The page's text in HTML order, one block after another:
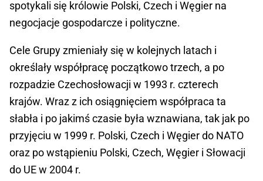
spotykali się królowie Polski, Czech i Węgier na
negocjacje gospodarcze i polityczne.
Cele Grupy zmieniały się w kolejnych latach i
określały współpracę początkowo trzech, a po
rozpadzie Czechosłowacji w 1993 r. czterech
krajów. Wraz z ich osiągnięciem współpraca ta
słabła i po jakimś czasie była wznawiana, tak jak po
przyjęciu w 1999 r. Polski, Czech i Węgier do NATO
oraz po wstąpieniu Polski, Czech, Węgier i Słowacji
do UE w 2004 r.